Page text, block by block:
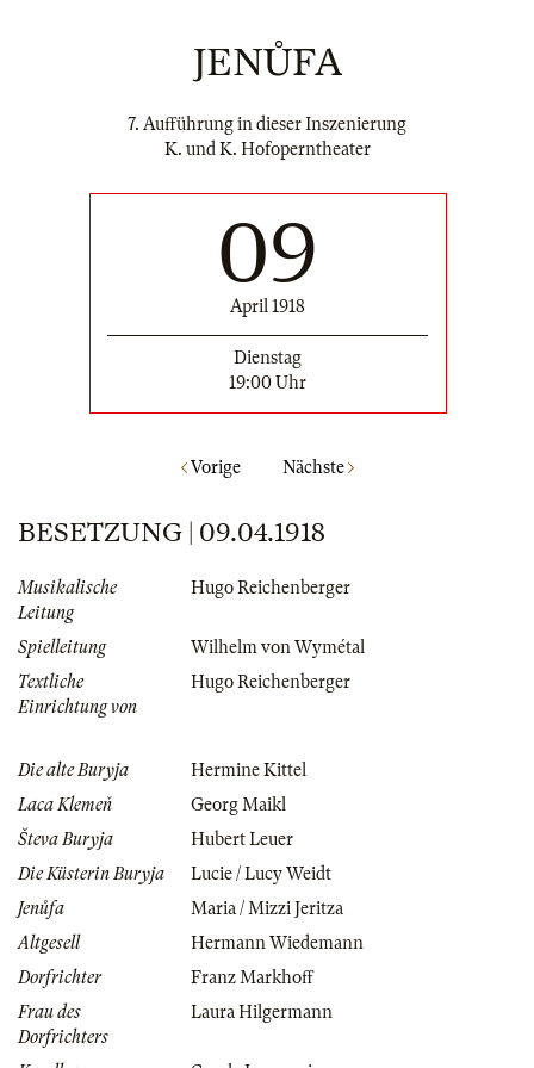
JENŮFA
7. Aufführung in dieser Inszenierung
K. und K. Hofoperntheater
09
April 1918
Dienstag
19:00 Uhr
Vorige Nächste
BESETZUNG | 09.04.1918
Musikalische
Leitung
Hugo Reichenberger
Spielleitung
Wilhelm von Wymétal
Textliche
Einrichtung von
Hugo Reichenberger
Die alte Buryja
Hermine Kittel
Laca Klemeň
Georg Maikl
Števa Buryja
Hubert Leuer
Die Küsterin Buryja
Lucie / Lucy Weidt
Jenůfa
Maria / Mizzi Jeritza
Altgesell
Hermann Wiedemann
Dorfrichter
Franz Markhoff
Frau des
Dorfrichters
Laura Hilgermann